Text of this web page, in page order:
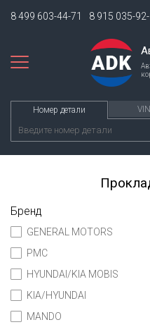
8 499 603-44-71 8 915 035-
Номер детали
Бренд
GENERAL MOTORS
PMC
HYUNDAI/KIA MOBIS
KIA/HYUNDAI
MANDO